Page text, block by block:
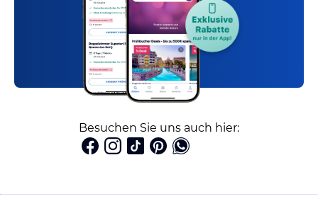
Besuchen Sie uns auch hier: